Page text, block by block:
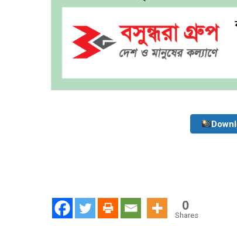
0
Shares